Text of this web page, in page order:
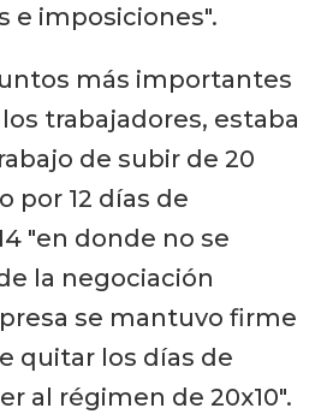
e imposiciones".
más importantes
trabajadores, estaba
de subir de 20
por 12 días de
"en donde no se
la negociación
se mantuvo firme
quitar los días de
al régimen de 20x10".